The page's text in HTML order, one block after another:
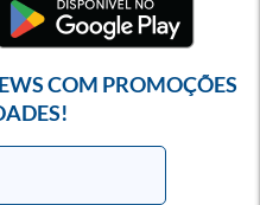
COM PROMOÇÕES